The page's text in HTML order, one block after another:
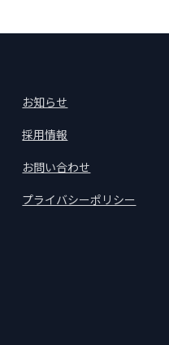
お知らせ
採用情報
お問い合わせ
プライバシーポリシー